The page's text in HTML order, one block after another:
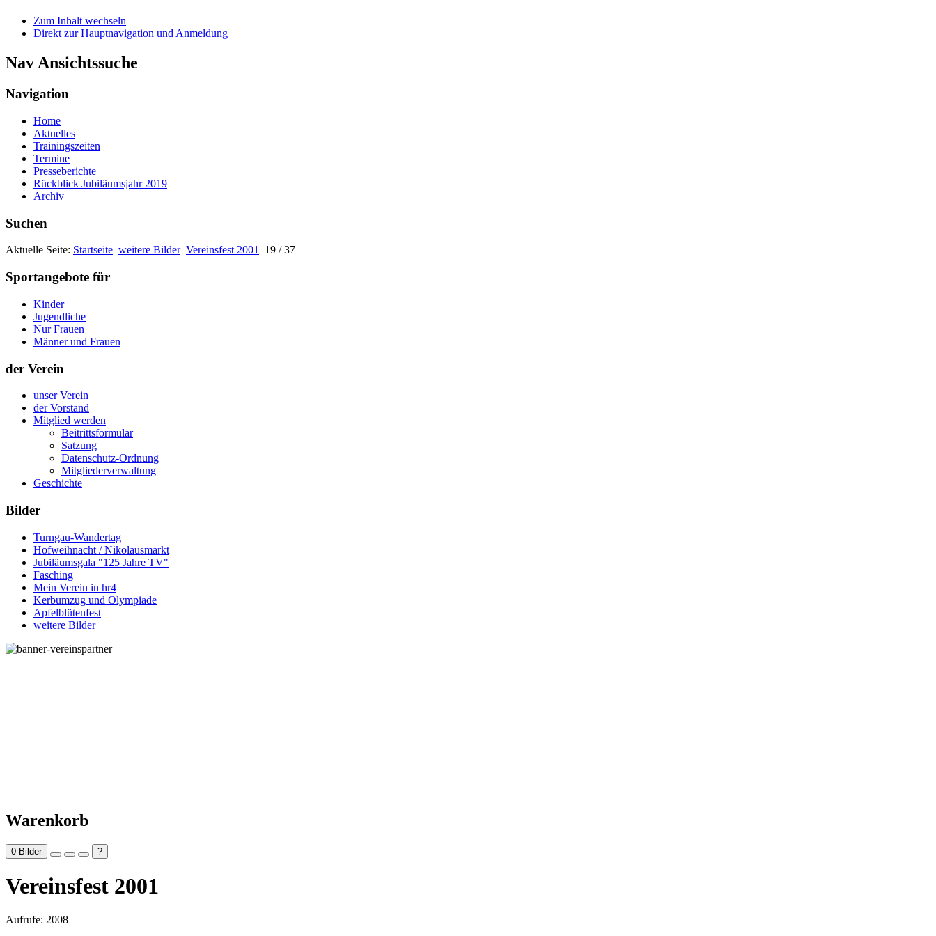
Zum Inhalt wechseln
Direkt zur Hauptnavigation und Anmeldung
Nav Ansichtssuche
Navigation
Home
Aktuelles
Trainingszeiten
Termine
Presseberichte
Rückblick Jubiläumsjahr 2019
Archiv
Suchen
Aktuelle Seite: Startseite weitere Bilder Vereinsfest 2001 19 / 37
Sportangebote für
Kinder
Jugendliche
Nur Frauen
Männer und Frauen
der Verein
unser Verein
der Vorstand
Mitglied werden
Beitrittsformular
Satzung
Datenschutz-Ordnung
Mitgliederverwaltung
Geschichte
Bilder
Turngau-Wandertag
Hofweihnacht / Nikolausmarkt
Jubiläumsgala "125 Jahre TV"
Fasching
Mein Verein in hr4
Kerbumzug und Olympiade
Apfelblütenfest
weitere Bilder
Warenkorb
0 Bilder ?
Vereinsfest 2001
Aufrufe: 2008